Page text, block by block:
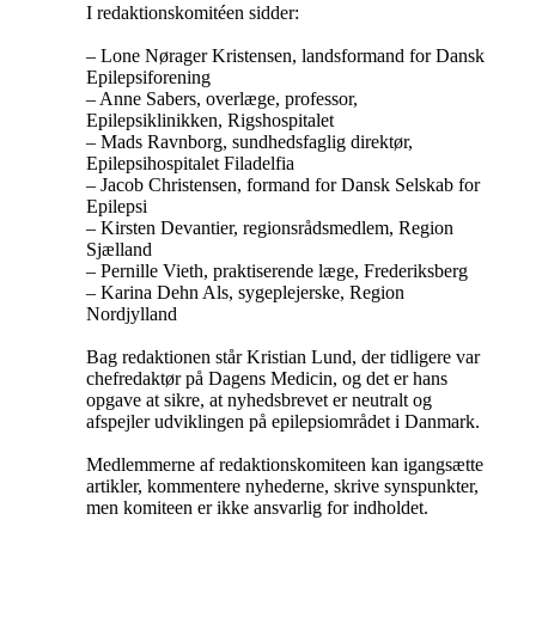
I redaktionskomitéen sidder:
– Lone Nørager Kristensen, landsformand for Dansk
Epilepsiforening
– Anne Sabers, overlæge, professor,
Epilepsiklinikken, Rigshospitalet
– Mads Ravnborg, sundhedsfaglig direktør,
Epilepsihospitalet Filadelfia
– Jacob Christensen, formand for Dansk Selskab for
Epilepsi
– Kirsten Devantier, regionsrådsmedlem, Region
Sjælland
– Pernille Vieth, praktiserende læge, Frederiksberg
– Karina Dehn Als, sygeplejerske, Region
Nordjylland
Bag redaktionen står Kristian Lund, der tidligere var
chefredaktør på Dagens Medicin, og det er hans
opgave at sikre, at nyhedsbrevet er neutralt og
afspejler udviklingen på epilepsiområdet i Danmark.
Medlemmerne af redaktionskomiteen kan igangsætte
artikler, kommentere nyhederne, skrive synspunkter,
men komiteen er ikke ansvarlig for indholdet.